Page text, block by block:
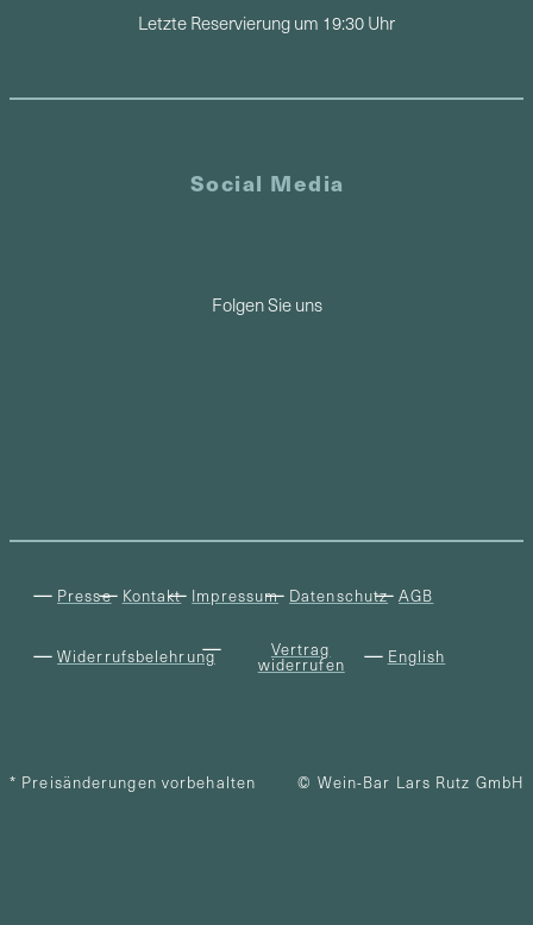
Letzte Reservierung um 19:30 Uhr
Social Media
Folgen Sie uns
Presse Kontakt Impressum Datenschutz AGB
Widerrufsbelehrung Vertrag
widerrufen English
* Preisänderungen vorbehalten © Wein-Bar Lars Rutz GmbH